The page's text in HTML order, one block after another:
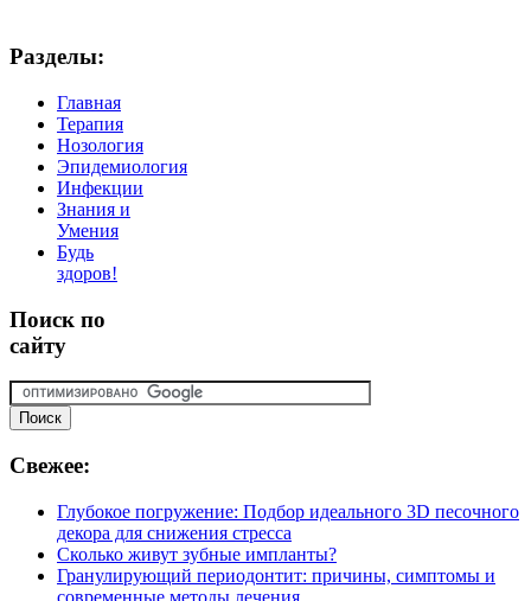
Разделы:
Главная
Терапия
Нозология
Эпидемиология
Инфекции
Знания и
Умения
Будь
здоров!
Поиск по
сайту
Свежее:
Глубокое погружение: Подбор идеального 3D песочного
декора для снижения стресса
Сколько живут зубные импланты?
Гранулирующий периодонтит: причины, симптомы и
современные методы лечения